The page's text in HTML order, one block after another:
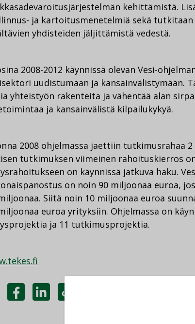
kehittämistä.
ja kartoitusmenetelmiä sekä
yhdisteiden jäljittämistä vedestä.
2008-2012 käynnissä olevan Vesi-
uudistumaan ja kansainvälistymään.
yhteistyön rakenteita ja vähentää alan
ja kansainvälistä kilpailukykyä.
2008 ohjelmassa jaettiin tutkimusrahaa
tutkimuksen viimeinen rahoituskierros
on käynnissä jatkuva haku.
on noin 90 miljoonaa euroa,
Siitä noin 10 miljoonaa euroa
euroa yrityksiin. Ohjelmassa on
ja 11 tutkimusprojektia.